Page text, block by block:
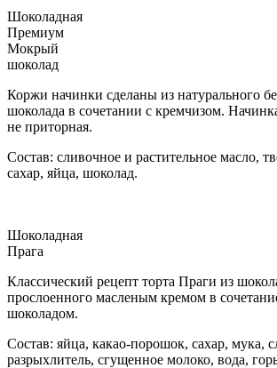
Шоколадная
Премиум
Мокрый
шоколад
Коржи начинки сделаны из натурального
шоколада в сочетании с кремчизом.
не приторная.
Состав: сливочное и растительное масло,
сахар, яйца, шоколад.
Шоколадная
Прага
Классический рецепт торта Праги из
прослоенного масленым кремом в
шоколадом.
Состав: яйца, какао-порошок, сахар, мука,
разрыхлитель, сгущенное молоко, вода,